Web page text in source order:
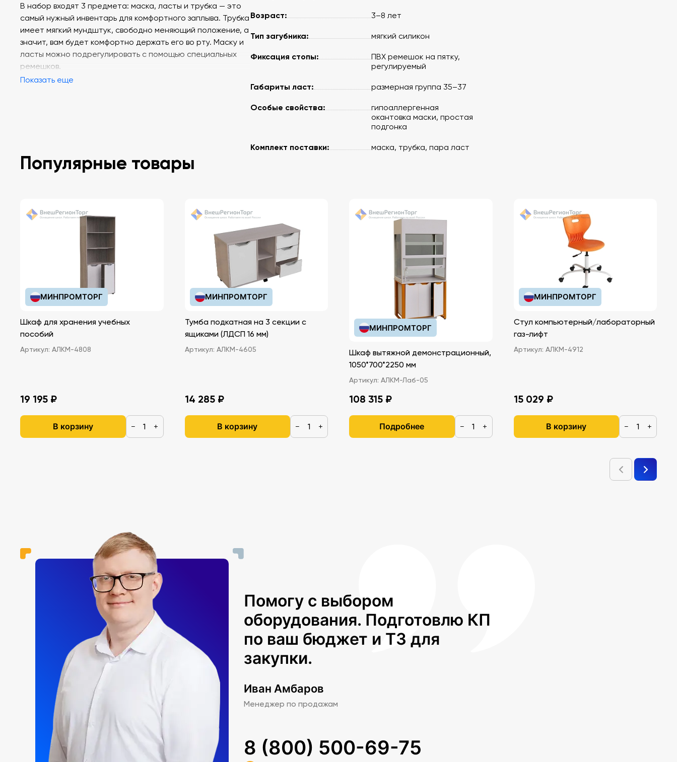
В набор входят 3 предмета: маска, ласты и трубка — это
самый нужный инвентарь для комфортного заплыва. Трубка
имеет мягкий мундштук, свободно меняющий положение, а
значит, вам будет комфортно держать его во рту. Маску и
ласты можно подрегулировать с помощью специальных
ремешков.
Показать еще
Возраст: 3–8 лет
Тип загубника: мягкий силикон
Фиксация стопы:
ПВХ ремешок на пятку,
регулируемый
Габариты ласт: размерная группа 35–37
Особые свойства:
гипоаллергенная
окантовка маски, простая
подгонка
Комплект поставки: маска, трубка, пара ласт
Популярные товары
МИНПРОМТОРГ
Шкаф для хранения учебных
пособий
Артикул: АЛКМ-4808
19 195 ₽
В корзину − +
МИНПРОМТОРГ
Тумба подкатная на 3 секции с
ящиками (ЛДСП 16 мм)
Артикул: АЛКМ-4605
14 285 ₽
В корзину − +
МИНПРОМТОРГ
Шкаф вытяжной демонстрационный,
1050*700*2250 мм
Артикул: АЛКМ-Лаб-05
108 315 ₽
Подробнее − +
МИНПРОМТОРГ
Стул компьютерный/лабораторный
газ-лифт
Артикул: АЛКМ-4912
15 029 ₽
В корзину − +
Помогу с выбором
оборудования. Подготовлю КП
по ваш бюджет и ТЗ для
закупки.
Иван Амбаров
Менеджер по продажам
8 (800) 500-69-75